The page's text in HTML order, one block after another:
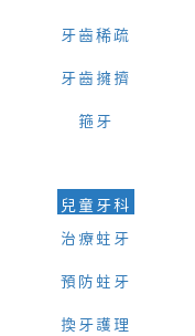
牙齒稀疏
牙齒擁擠
箍牙
兒童牙科
治療蛀牙
預防蛀牙
換牙護理